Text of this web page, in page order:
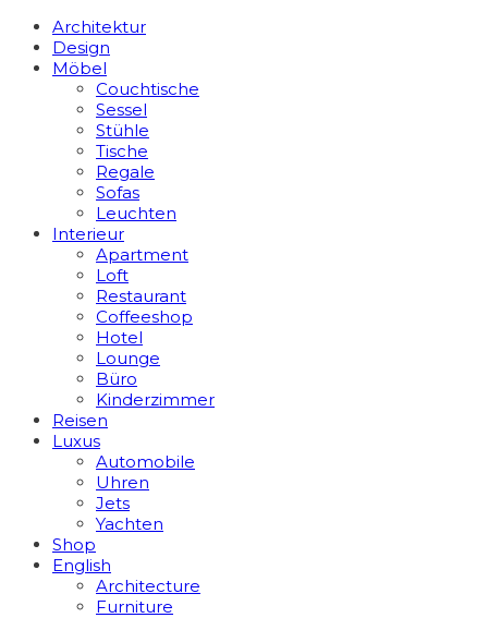
Architektur
Design
Möbel
Couchtische
Sessel
Stühle
Tische
Regale
Sofas
Leuchten
Interieur
Apart­ment
Loft
Restaurant
Coffeeshop
Hotel
Lounge
Büro
Kinderzimmer
Reisen
Luxus
Automobile
Uhren
Jets
Yachten
Shop
English
Architecture
Furniture